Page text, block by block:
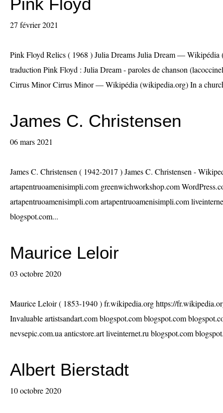
27 février 2021
Pink Floyd Relics ( 1968 ) Julia Dreams Julia Dream — Wikipédia
traduction Pink Floyd : Julia Dream - paroles de chanson
Cirrus Minor Cirrus Minor — Wikipédia (wikipedia.org) In a
James C. Christensen
06 mars 2021
James C. Christensen ( 1942-2017 ) James C. Christensen -
artapentruoamenisimpli.com greenwichworkshop.com
artapentruoamenisimpli.com artapentruoamenisimpli.com
blogspot.com...
Maurice Leloir
03 octobre 2020
Maurice Leloir ( 1853-1940 ) fr.wikipedia.org https://
Invaluable artistsandart.com blogspot.com blogspot.com
nevsepic.com.ua anticstore.art liveinternet.ru blogspot.com
Albert Bierstadt
10 octobre 2020